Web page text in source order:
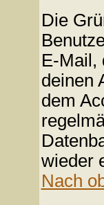
Die
E-Mail,
deinen
dem
wieder
Nach